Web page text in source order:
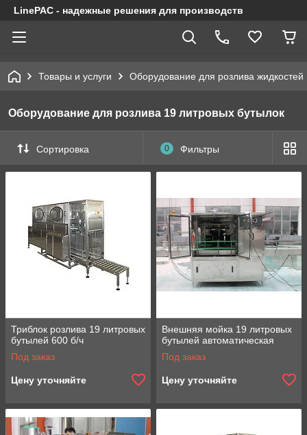
LinePAC - надежные решения для производств
Товары и услуги Оборудование для розлива жидкостей
Оборудование для розлива 19 литровых бутылок
Сортировка 0 Фильтры
Триблок розлива 19 литровых
бутылей 600 б/ч
Под заказ
Цену уточняйте
Внешняя мойка 19 литровых
бутылей автоматическая
Под заказ
Цену уточняйте